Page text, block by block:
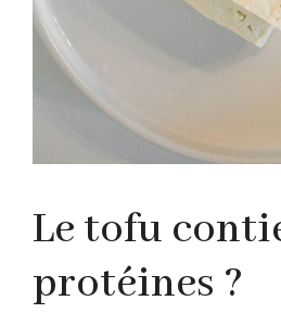
Le tofu
protéines ?